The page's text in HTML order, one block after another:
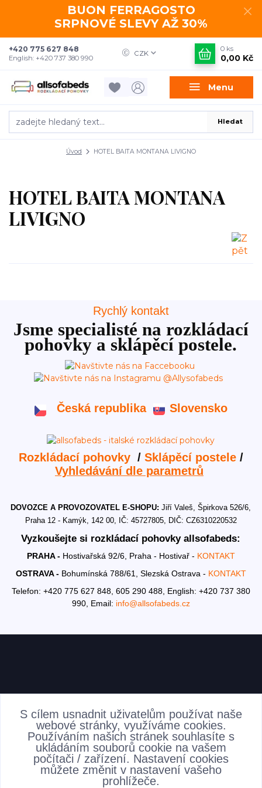
BUON FERRAGOSTO
SRPNOVÉ SLEVY AŽ 30%
Menu
CZK
Hledat
+420 775 627 848
English: +420 737 380 990
0 ks
0,00 Kč
Úvod HOTEL BAITA MONTANA LIVIGNO
HOTEL BAITA MONTANA
LIVIGNO
Rychlý kontakt
Jsme specialisté na rozkládací
pohovky a sklápěcí postele.
Česká republika Slovensko
Rozkládací pohovky / Sklápěcí postele/
Vyhledávání dle parametrů
DOVOZCE A PROVOZOVATEL E-SHOPU:Jiří Valeš, Špirkova 526/6,
Praha 12 - Kamýk, 142 00, IČ: 45727805, DIČ: CZ6310220532
Vyzkoušejte si rozkládací pohovky allsofabeds:
PRAHA - Hostivařská 92/6, Praha - Hostivař - KONTAKT
OSTRAVA - Bohumínská 788/61, Slezská Ostrava - KONTAKT
Telefon: +420 775 627 848, 605 290 488, English: +420 737 380
990, Email: info@allsofabeds.cz
AKTUALITY
S cílem usnadnit uživatelům používat naše
webové stránky, využíváme cookies.
Používáním našich stránek souhlasíte s
ukládáním souborů cookie na vašem
počítači / zařízení. Nastavení cookies
můžete změnit v nastavení vašeho
prohlížeče.